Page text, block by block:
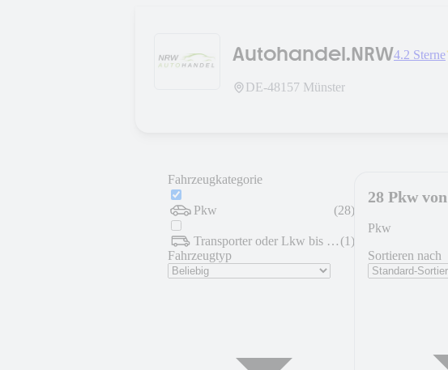
Autohandel.NRW4.2 Sterne
DE-48157 Münster
Fahrzeugkategorie
Pkw (28)
Transporter oder Lkw bis 7,5 t (1)
Fahrzeugtyp
28 Pkw
Pkw
Sortieren nach